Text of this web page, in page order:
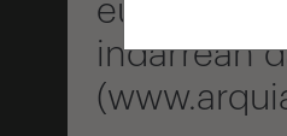
euroko
indarrean